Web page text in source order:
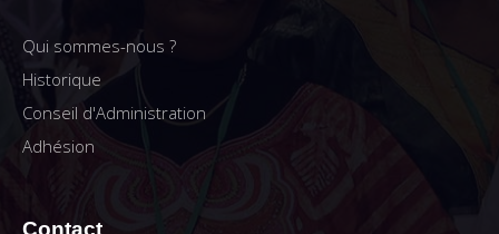
Qui sommes-nous ?
Historique
Conseil d'Administration
Adhésion
Contact